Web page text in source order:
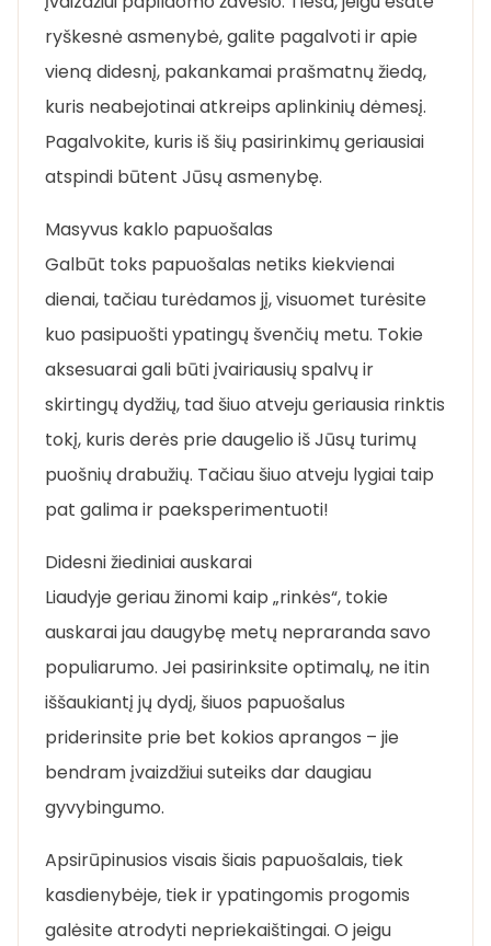
ryškesnė asmenybė, galite pagalvoti ir apie
vieną didesnį, pakankamai prašmatnų žiedą,
kuris neabejotinai atkreips aplinkinių dėmesį.
Pagalvokite, kuris iš šių pasirinkimų geriausiai
atspindi būtent Jūsų asmenybę.
Masyvus kaklo papuošalas
Galbūt toks papuošalas netiks kiekvienai
dienai, tačiau turėdamos jį, visuomet turėsite
kuo pasipuošti ypatingų švenčių metu. Tokie
aksesuarai gali būti įvairiausių spalvų ir
skirtingų dydžių, tad šiuo atveju geriausia rinktis
tokį, kuris derės prie daugelio iš Jūsų turimų
puošnių drabužių. Tačiau šiuo atveju lygiai taip
pat galima ir paeksperimentuoti!
Didesni žiediniai auskarai
Liaudyje geriau žinomi kaip „rinkės“, tokie
auskarai jau daugybę metų nepraranda savo
populiarumo. Jei pasirinksite optimalų, ne itin
iššaukiantį jų dydį, šiuos papuošalus
priderinsite prie bet kokios aprangos – jie
bendram įvaizdžiui suteiks dar daugiau
gyvybingumo.
Apsirūpinusios visais šiais papuošalais, tiek
kasdienybėje, tiek ir ypatingomis progomis
galėsite atrodyti nepriekaištingai. O jeigu